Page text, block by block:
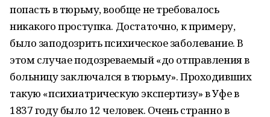
попасть в тюрьму, вообще не требовалось
никакого проступка. Достаточно, к примеру,
было заподозрить психическое заболевание. В
этом случае подозреваемый «до отправления в
больницу заключался в тюрьму». Проходивших
такую «психиатрическую экспертизу» в Уфе в
1837 году было 12 человек. Очень странно в